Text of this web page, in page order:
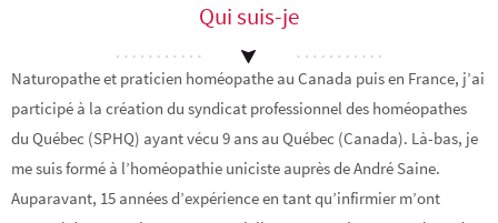
Qui suis-je
Naturopathe et praticien homéopathe au Canada puis en France, j’ai
participé à la création du syndicat professionnel des homéopathes
du Québec (SPHQ) ayant vécu 9 ans au Québec (Canada). Là-bas, je
me suis formé à l’homéopathie uniciste auprès de André Saine.
Auparavant, 15 années d’expérience en tant qu’infirmier m’ont